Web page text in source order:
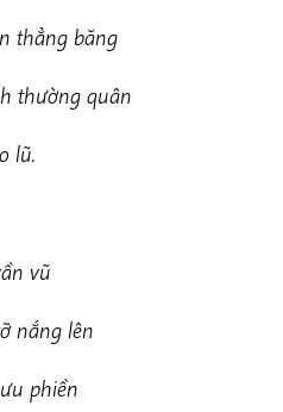
thẳng băng
thường quân
lũ.
vũ
nắng lên
phiền